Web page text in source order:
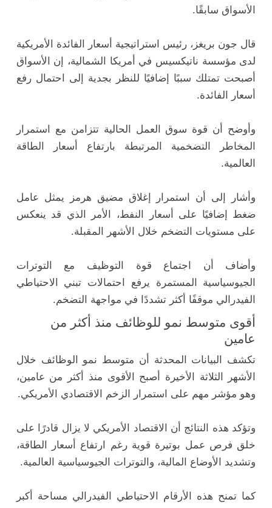
الأسواق سابقًا.
قال جون بريغز، رئيس استراتيجية أسعار الفائدة الأمريكية
لدى مؤسسة ناتيكسيس في أمريكا الشمالية، إن الأسواق
أصبحت تمتلك سببًا إضافيًا للنظر بجدية إلى احتمال رفع
أسعار الفائدة.
وأوضح أن قوة سوق العمل الحالية تتزامن مع استمرار
المخاطر التضخمية المرتبطة بارتفاع أسعار الطاقة
العالمية.
وأشار إلى أن استمرار إغلاق مضيق هرمز يمثل عامل
ضغط إضافيًا على أسعار النفط، الأمر الذي قد ينعكس
على مستويات التضخم خلال الأشهر المقبلة.
وأضاف أن اجتماع قوة التوظيف مع التوترات
الجيوسياسية المستمرة يرفع احتمالات تبني الاحتياطي
الفيدرالي موقفًا أكثر تشددًا في مواجهة التضخم.
أقوى متوسط نمو للوظائف منذ أكثر من
عامين
تكشف البيانات المحدثة أن متوسط نمو الوظائف خلال
الأشهر الثلاثة الأخيرة أصبح الأقوى منذ أكثر من عامين،
وهو مؤشر مهم على استمرار الزخم الاقتصادي الأمريكي.
وتؤكد هذه النتائج أن الاقتصاد الأمريكي لا يزال قادرًا على
خلق فرص عمل بوتيرة قوية رغم ارتفاع أسعار الطاقة،
وتشديد الأوضاع المالية، والتوترات الجيوسياسية العالمية.
كما تمنح هذه الأرقام الاحتياطي الفيدرالي مساحة أكبر